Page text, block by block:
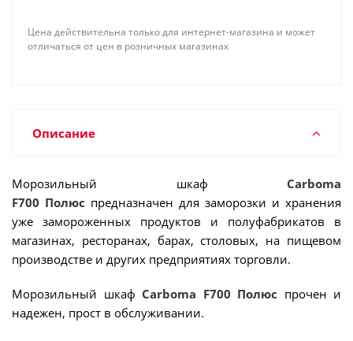
Цена действительна только для интернет-магазина и может
отличаться от цен в розничных магазинах
Описание
Морозильный шкаф Carboma
F700 Полюс предназначен для заморозки и хранения
уже замороженных продуктов и полуфабрикатов в
магазинах, ресторанах, барах, столовых, на пищевом
производстве и других предприятиях торговли.
Морозильный шкаф Carboma F700 Полюс прочен и
надежен, прост в обслуживании.